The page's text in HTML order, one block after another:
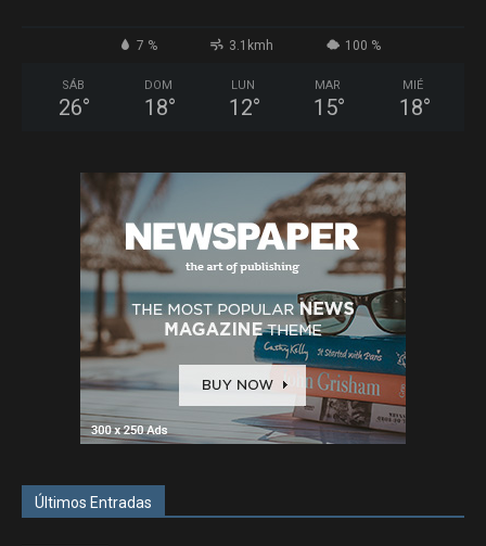
7 % 3.1kmh 100 %
SÁB
26°
DOM
18°
LUN
12°
MAR
15°
MIÉ
18°
Últimos Entradas